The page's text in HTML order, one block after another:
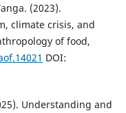
(2023).
climate crisis, and
of food,
DOI:
Understanding and